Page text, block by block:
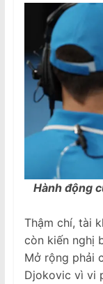
Hành động
Thậm chí, tài
còn kiến nghị
Mở rộng phải
Djokovic vì vi